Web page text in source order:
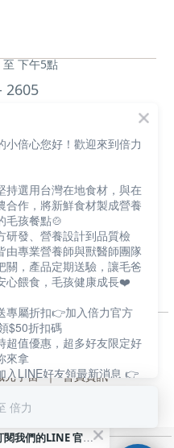
下午5點
2605
師諮詢
一段105號2樓
物股份有限公司
元宇宙｜會員資訊
歡迎訂閱我們的LINE 官方帳號
小倍心您好！歡迎來到倍力
持選用台灣在地食材，與在
合作，將新鮮食材製成營養
毛孩餐點🍲
研發、營養設計到品質檢
由專業營養師與獸醫師團隊
關，產品定期送驗，讓毛爸
心餵食，毛孩健康成長❤️
專屬折扣👉加入倍力官方
$50折扣碼
超值優惠，超多好友限定好
來拿
入LINE好友領最新消息 👉
bluebaypet.com/s74jS
倍力